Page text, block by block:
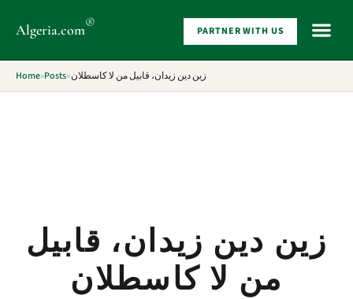
Algeria.com® PARTNER WITH US
Home»Posts»زين دين زيدان، قابيل من لا كاسطلان
زين دين زيدان، قابيل
من لا كاسطلان